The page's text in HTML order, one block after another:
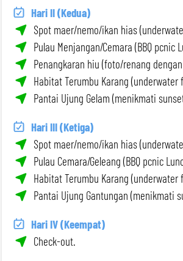
Hari II (Kedua)
Spot maer/nemo/ikan hias
Pulau Menjangan/Cemara (BBQ pcnic
Penangkaran hiu (foto/renang
Habitat Terumbu Karang (underwater
Pantai Ujung Gelam (menikmati
Hari III (Ketiga)
Spot maer/nemo/ikan hias
Pulau Cemara/Geleang (BBQ pcnic
Habitat Terumbu Karang (underwater
Pantai Ujung Gantungan (menikmati
Hari IV (Keempat)
Check-out.